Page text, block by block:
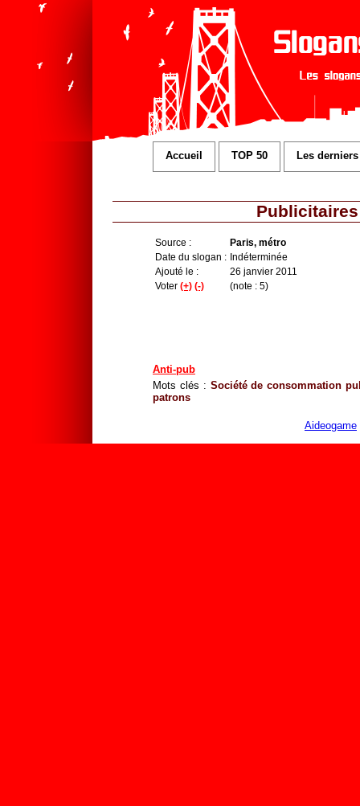
Accueil TOP 50 Les derniers
Source :
Paris, métro
Date du slogan : Indéterminée
Ajouté le :
26 janvier 2011
Voter (+) (-) (note : 5)
Anti-pub
Mots clés : Société de consommation
patrons
Aideogame